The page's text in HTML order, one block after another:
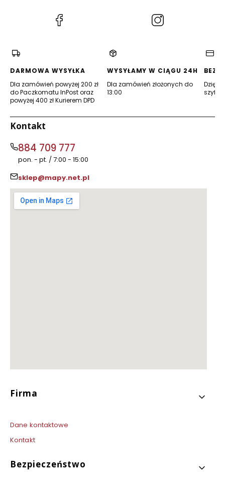
karcie)
(Otwiera
karcie)
DARMOWA WYSYŁKA
Dla zamówień powyżej 200 zł
do Paczkomatu InPost oraz
powyżej 400 zł Kurierem DPD
WYSYŁAMY W CIĄGU 24H
Dla zamówień złożonych do
13:00
Dzięki
Kontakt
884 709 777
pon. - pt. / 7:00 - 15:00
sklep@mapy.net.pl
Linki w stopce
Firma
Dane kontaktowe
Kontakt
Bezpieczeństwo